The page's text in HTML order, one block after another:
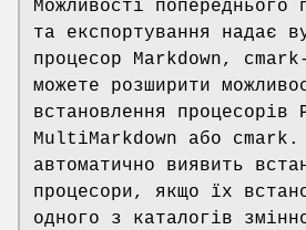
Можливості попереднього
та експортування надає
процесор Markdown,
можете розширити
встановлення процесорів
MultiMarkdown або cmark.
автоматично виявить
процесори, якщо їх
одного з каталогів